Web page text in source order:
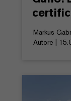
Markus
Autore |